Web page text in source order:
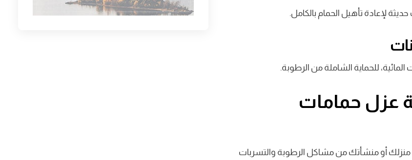
لإعادة تأهيل الحمام بالكامل.
للحماية الشاملة من الرطوبة.
عزل حمامات
منزلك أو منشأتك من مشاكل الرطوبة والتسربات